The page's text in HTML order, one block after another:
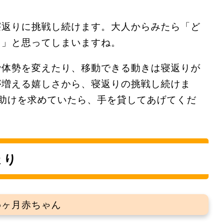
りに挑戦し続けます。大人からみたら「ど
と思ってしまいますね。
勢を変えたり、移動できる動きは寝返りが
える嬉しさから、寝返りの挑戦し続けま
けを求めていたら、手を貸してあげてくだ